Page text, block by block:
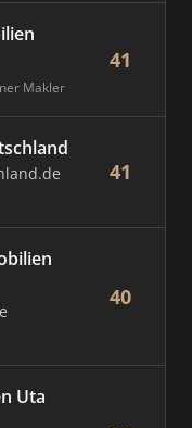
Makler
41
41
40
Uta